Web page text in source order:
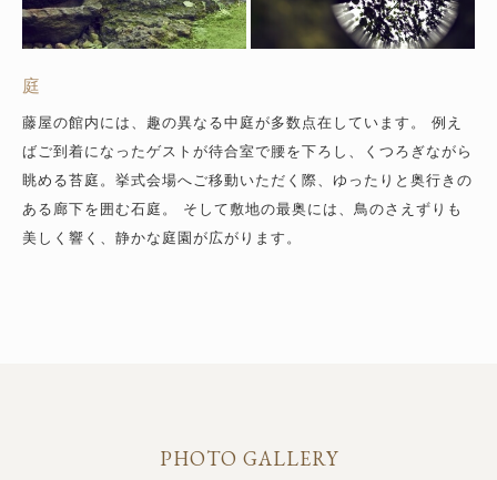
庭
藤屋の館内には、趣の異なる中庭が多数点在しています。
例え
ばご到着になったゲストが待合室で腰を下ろし、くつろぎながら
眺める苔庭。 挙式会場へご移動いただく際、ゆったりと奥行きの
ある廊下を囲む石庭。
そして敷地の最奥には、鳥のさえずりも
美しく響く、静かな庭園が広がります。
PHOTO GALLERY